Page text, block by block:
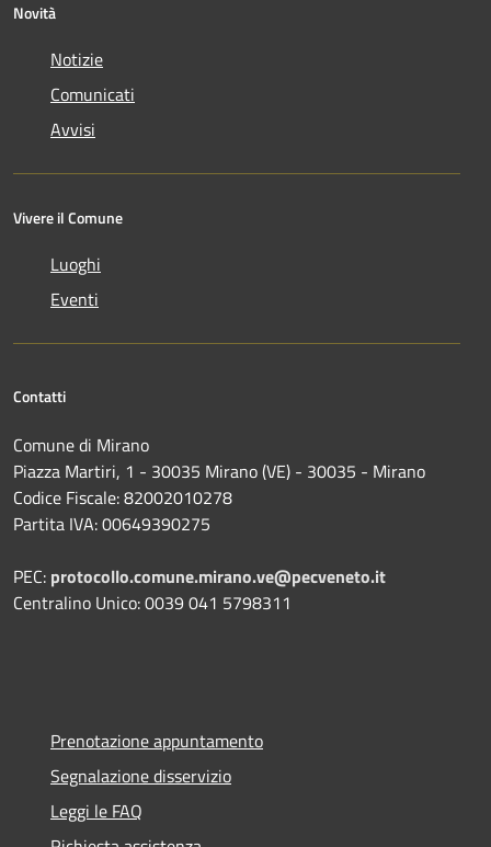
Novità
Notizie
Comunicati
Avvisi
Vivere il Comune
Luoghi
Eventi
Contatti
Comune di Mirano
Piazza Martiri, 1 - 30035 Mirano (VE) - 30035 - Mirano
Codice Fiscale: 82002010278
Partita IVA: 00649390275
PEC: protocollo.comune.mirano.ve@pecveneto.it
Centralino Unico: 0039 041 5798311
Prenotazione appuntamento
Segnalazione disservizio
Leggi le FAQ